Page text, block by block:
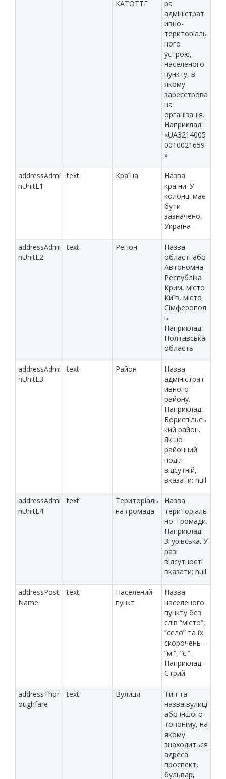
КАТОТТГ
ра
адміністрат
ивно-
територіаль
ного
устрою,
населеного
пункту, в
якому
зареєстрова
на
організація.
Наприклад:
«UA3214005
0010021659
»
addressAdmi
nUnitL1
text Країна
Назва
країни. У
колонці має
бути
зазначено:
Україна
addressAdmi
nUnitL2
text Регіон
Назва
області або
Автономна
Республіка
Крим, місто
Київ, місто
Сімферопол
ь.
Наприклад:
Полтавська
область
addressAdmi
nUnitL3
text Район
Назва
адміністрат
ивного
району.
Наприклад:
Бориспільсь
кий район.
Якщо
районний
поділ
відсутній,
вказати: null
addressAdmi
nUnitL4
text
Територіаль
на громада
Назва
територіаль
ної громади.
Наприклад:
Згурівська. У
разі
відсутності
вказати: null
addressPost
Name
text
Населений
пункт
Назва
населеного
пункту без
слів “місто”,
“село” та їх
скорочень –
“м.”, “с.”.
Наприклад:
Стрий
addressThor
oughfare
text Вулиця
Тип та
назва вулиці
або іншого
топоніму, на
якому
знаходиться
адреса:
проспект,
бульвар,